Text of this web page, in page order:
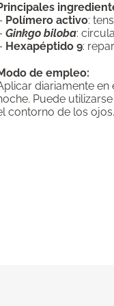
Polímero activo:
Ginkgo biloba:
Hexapéptido 9:
de empleo:
diariamente
Puede
contorno de los ojos.